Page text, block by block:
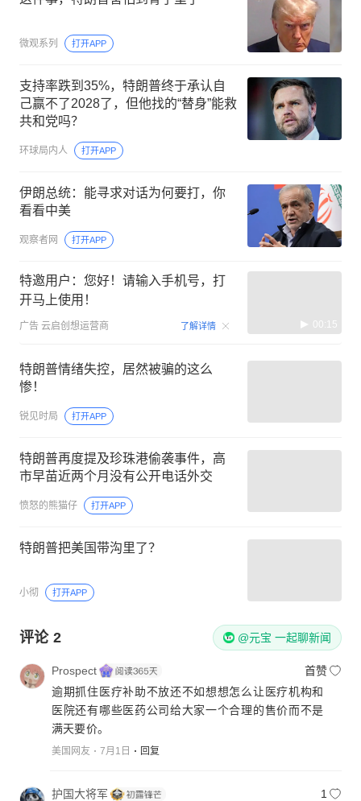
微观系列 打开APP
支持率跌到35%，特朗普终于承认自
己赢不了2028了，但他找的“替身”能救
共和党吗？
环球局内人 打开APP
伊朗总统：能寻求对话为何要打，你
看看中美
观察者网 打开APP
特邀用户：您好！请输入手机号，打
开马上使用！
广告 云启创想运营商 了解详情 00:15
特朗普情绪失控，居然被骗的这么
惨！
锐见时局 打开APP
特朗普再度提及珍珠港偷袭事件，高
市早苗近两个月没有公开电话外交
愤怒的熊猫仔 打开APP
特朗普把美国带沟里了？
小彻 打开APP
评论 2 @元宝 一起聊新闻
Prospect
首赞
逾期抓住医疗补助不放还不如想想怎么让医疗机构和
医院还有哪些医药公司给大家一个合理的售价而不是
满天要价。
美国网友 7月1日 回复
护国大将军 1